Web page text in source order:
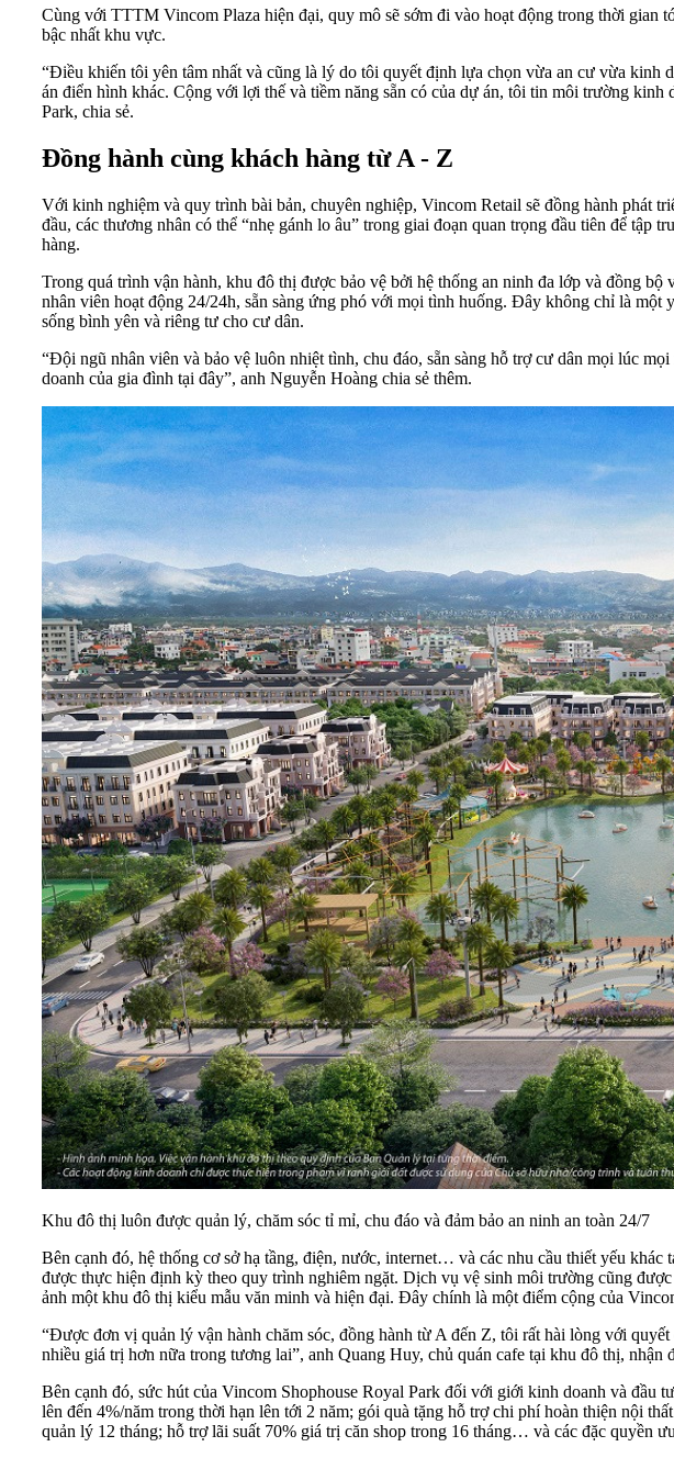
Cùng với TTTM Vincom Plaza hiện đại, quy mô sẽ sớm đi vào hoạt động trong thời gian
bậc nhất khu vực.
“Điều khiến tôi yên tâm nhất và cũng là lý do tôi quyết định lựa chọn vừa an cư vừa
án điển hình khác. Cộng với lợi thế và tiềm năng sẵn có của dự án, tôi tin môi trường
Park, chia sẻ.
Đồng hành cùng khách hàng từ A - Z
Với kinh nghiệm và quy trình bài bản, chuyên nghiệp, Vincom Retail sẽ đồng hành phát
đầu, các thương nhân có thể “nhẹ gánh lo âu” trong giai đoạn quan trọng đầu tiên để
hàng.
Trong quá trình vận hành, khu đô thị được bảo vệ bởi hệ thống an ninh đa lớp và đồng
nhân viên hoạt động 24/24h, sẵn sàng ứng phó với mọi tình huống. Đây không chỉ là
sống bình yên và riêng tư cho cư dân.
“Đội ngũ nhân viên và bảo vệ luôn nhiệt tình, chu đáo, sẵn sàng hỗ trợ cư dân mọi lúc
doanh của gia đình tại đây”, anh Nguyễn Hoàng chia sẻ thêm.
Khu đô thị luôn được quản lý, chăm sóc tỉ mỉ, chu đáo và đảm bảo an ninh an toàn 24/7
Bên cạnh đó, hệ thống cơ sở hạ tầng, điện, nước, internet… và các nhu cầu thiết yếu
được thực hiện định kỳ theo quy trình nghiêm ngặt. Dịch vụ vệ sinh môi trường cũng
ảnh một khu đô thị kiểu mẫu văn minh và hiện đại. Đây chính là một điểm cộng của
“Được đơn vị quản lý vận hành chăm sóc, đồng hành từ A đến Z, tôi rất hài lòng với
nhiều giá trị hơn nữa trong tương lai”, anh Quang Huy, chủ quán cafe tại khu đô thị, nhận
Bên cạnh đó, sức hút của Vincom Shophouse Royal Park đối với giới kinh doanh và đầu tư
lên đến 4%/năm trong thời hạn lên tới 2 năm; gói quà tặng hỗ trợ chi phí hoàn thiện nội
quản lý 12 tháng; hỗ trợ lãi suất 70% giá trị căn shop trong 16 tháng… và các đặc quyền